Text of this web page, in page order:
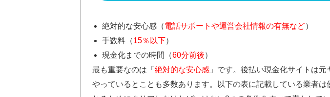
絶対的な安心感（電話サポートや運営会社情報の有無など）
手数料（15％以下）
現金化までの時間（60分前後）
最も重要なのは「 絶対的な安心感 」です。後払い現金化サイトは元
やっているとことも多数あります。以下の表に記載している業者は